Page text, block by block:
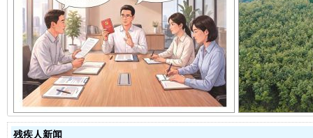
揭开“小金库”的免责幌子
残疾人新闻